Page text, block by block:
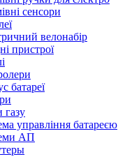
сенсори
велонабір
пристрої
батареї
газу
управління батареєю
АП